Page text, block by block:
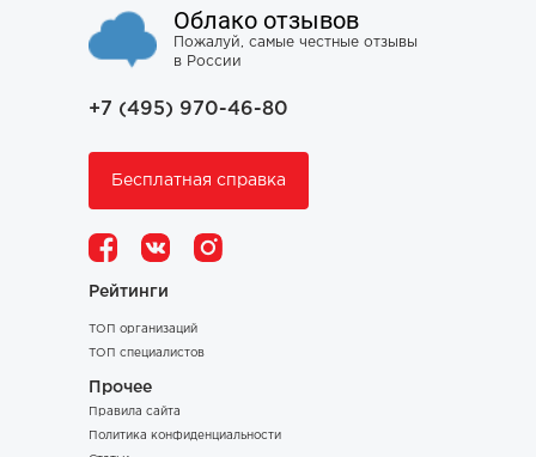
Облако отзывов
Пожалуй, самые честные отзывы
в России
+7 (495) 970-46-80
Бесплатная справка
Рейтинги
ТОП организаций
ТОП специалистов
Прочее
Правила сайта
Политика конфиденциальности